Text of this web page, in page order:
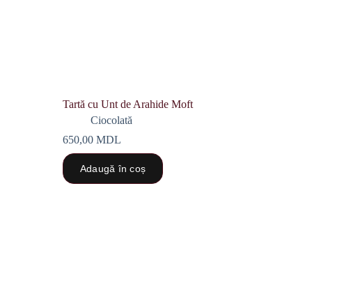
Tartă cu Unt de Arahide Moft
Ciocolată
650,00 MDL
Adaugă în coș